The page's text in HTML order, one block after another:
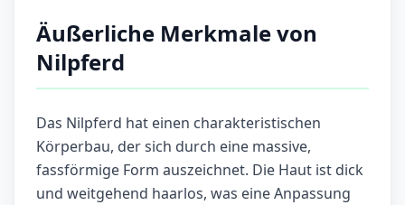
Äußerliche Merkmale von
Nilpferd
Das Nilpferd hat einen charakteristischen
Körperbau, der sich durch eine massive,
fassförmige Form auszeichnet. Die Haut ist dick
und weitgehend haarlos, was eine Anpassung